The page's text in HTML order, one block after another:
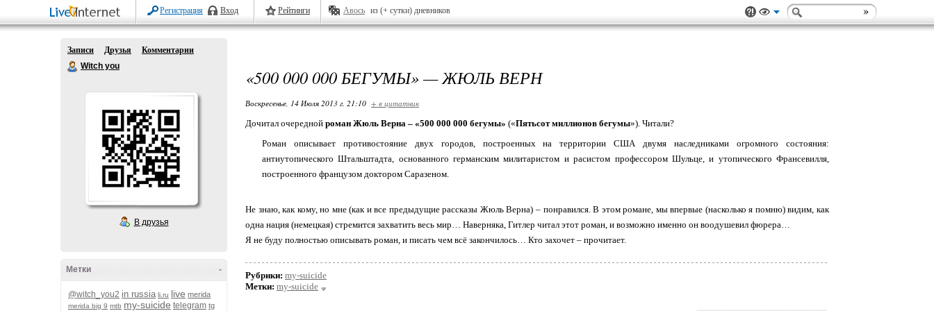
Регистрация Вход Рейтинги Авось из (+ сутки) дневников
Записи Друзья
Комментарии
Witch you
В друзья
-
Метки
@witch_you2 in russia li.ru live merida
merida big 9 mtb my-suicide telegram tg
«500 000 000 БЕГУМЫ» — ЖЮЛЬ ВЕРН
Воскресенье, 14 Июля 2013 г. 21:10 + в цитатник
Дочитал очередной роман Жюль Верна – «500 000 000 бегумы» («Пятьсот миллионов бегумы»). Читали?
Роман описывает противостояние двух городов, построенных на территории США двумя наследниками огромного состояния:
антиутопического Штальштадта, основанного германским милитаристом и расистом профессором Шульце, и утопического Франсевилля,
построенного французом доктором Саразеном.
Не знаю, как кому, но мне (как и все предыдущие рассказы Жюль Верна) – понравился. В этом романе, мы впервые (насколько я помню) видим, как
одна нация (немецкая) стремится захватить весь мир… Наверняка, Гитлер читал этот роман, и возможно именно он воодушевил фюрера…
Я не буду полностью описывать роман, и писать чем всё закончилось… Кто захочет – прочитает.
Рубрики: my-suicide
Метки: my-suicide